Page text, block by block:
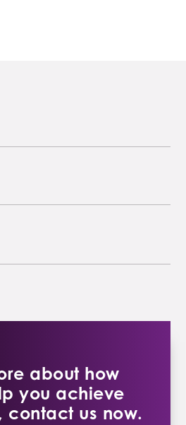
about how
you achieve
contact us now.